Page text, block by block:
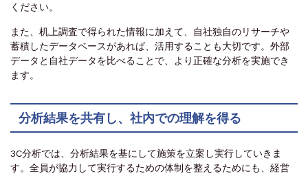
ください。
また、机上調査で得られた情報に加えて、自社独自のリサーチや
蓄積したデータベースがあれば、活用することも大切です。外部
データと自社データを比べることで、より正確な分析を実施でき
ます。
分析結果を共有し、社内での理解を得る
3C分析では、分析結果を基にして施策を立案し実行していきま
す。全員が協力して実行するための体制を整えるためにも、経営